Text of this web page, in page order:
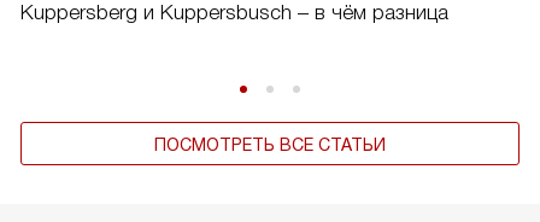
Kuppersberg и Kuppersbusch – в чём разница
ПОСМОТРЕТЬ ВСЕ СТАТЬИ